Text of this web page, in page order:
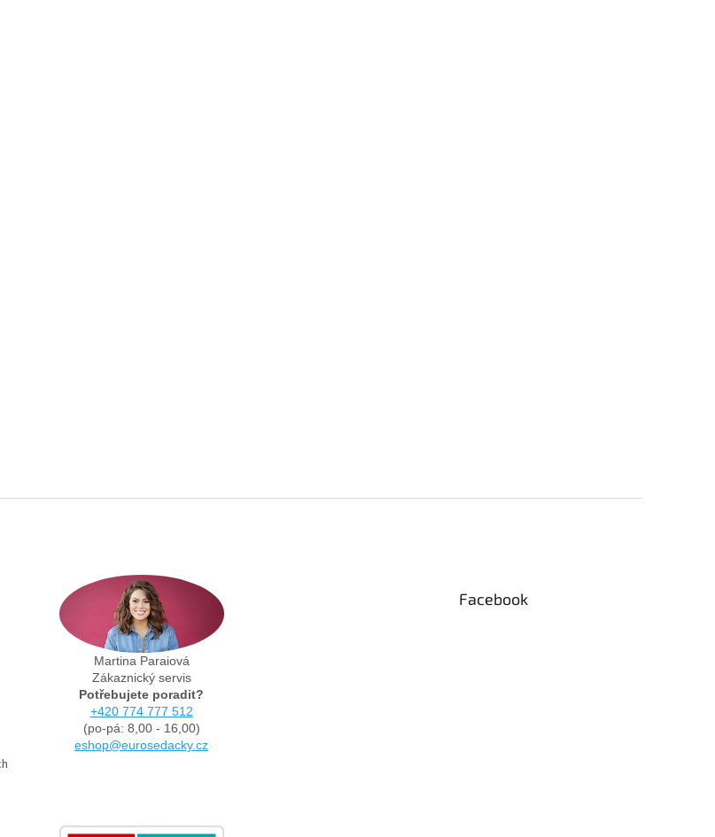
Martina Paraiová
Zákaznický servis
Potřebujete poradit?
+420 774 777 512
(po-pá: 8,00 - 16,00)
eshop@eurosedacky.cz
Facebook